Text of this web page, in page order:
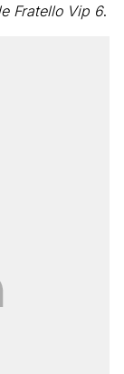
Fratello Vip 6.